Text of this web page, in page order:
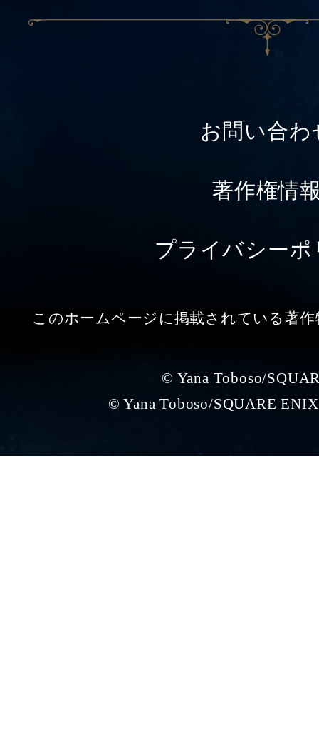
お問い合わ
著作権情
プライバシーポ
このホームページに掲載されている著
© Yana Toboso/
© Yana Toboso/SQUARE